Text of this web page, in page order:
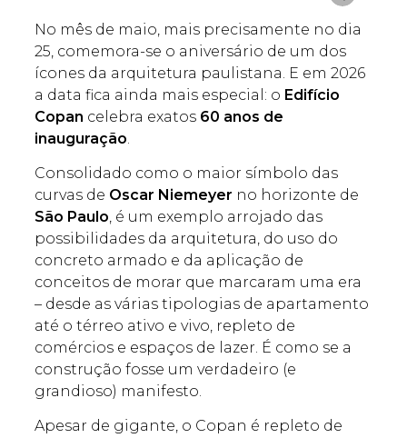
No mês de maio, mais precisamente no dia
25, comemora-se o aniversário de um dos
ícones da arquitetura paulistana. E em 2026
a data fica ainda mais especial: o Edifício
Copan celebra exatos 60 anos de
inauguração
Consolidado como o maior símbolo das
curvas de Oscar Niemeyer no horizonte de
São Paulo, é um exemplo arrojado das
possibilidades da arquitetura, do uso do
concreto armado e da aplicação de
conceitos de morar que marcaram uma era
– desde as várias tipologias de apartamento
até o térreo ativo e vivo, repleto de
comércios e espaços de lazer. É como se a
construção fosse um verdadeiro (e
grandioso) manifesto.
Apesar de gigante, o Copan é repleto de